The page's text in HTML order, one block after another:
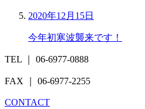
2020年12月15日
今年初寒波襲来です！
TEL ｜ 06-6977-0888
FAX ｜ 06-6977-2255
CONTACT